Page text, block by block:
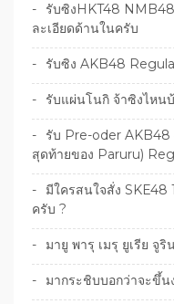
รับซิงHKT48
ละเอียดด้านในครับ
รับซิง AKB48
รับแผ่นโนกิ จ้าซิงไหนบ้
รับ Pre-oder AKB48
สุดท้ายของ Paruru)
มีใครสนใจสั่ง SKE48
ครับ ?
มายู พารุ เมรุ ยูเรีย จู
มากระชิบบอกว่าจะขึ้